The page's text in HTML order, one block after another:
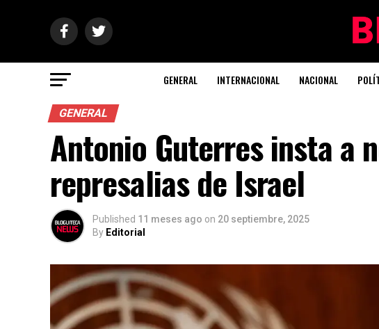
GENERAL INTERNACIONAL NACIONAL
GENERAL
Antonio Guterres insta a
represalias de Israel
Published 11 meses ago on 20 septiembre, 2025
By Editorial